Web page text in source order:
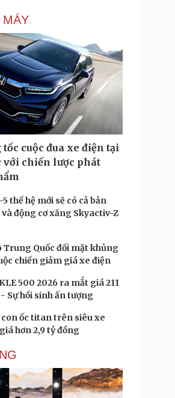
Chứng khoán
Giá cà phê
Công nghệ
Sành điệu
Tin Công nghệ
Trải nghiệm
Chuyển đổi số
Podcast
Câu chuyện thời sự
Cửa sổ tình yêu
Kể chuyện cho bé
Hạt giống tâm hồn
cuộc đua xe điện tại
với chiến lược phát
thế hệ mới sẽ có cả bản
động cơ xăng Skyactiv-Z
Trung Quốc đối mặt khủng
chiến giảm giá xe điện
500 2026 ra mắt giá 211
Sự hồi sinh ấn tượng
ốc titan trên siêu xe
hơn 2,9 tỷ đồng